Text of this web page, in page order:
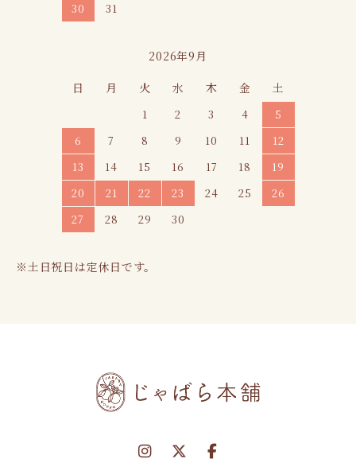
30
31
2026年9月
日
月 火 水 木 金 土
1 2 3 4
5
6
7 8 9 10 11
12
13
14 15 16 17 18
19
20
21 22 23 24 25
26
27
28 29 30
※土日祝日は定休日です。